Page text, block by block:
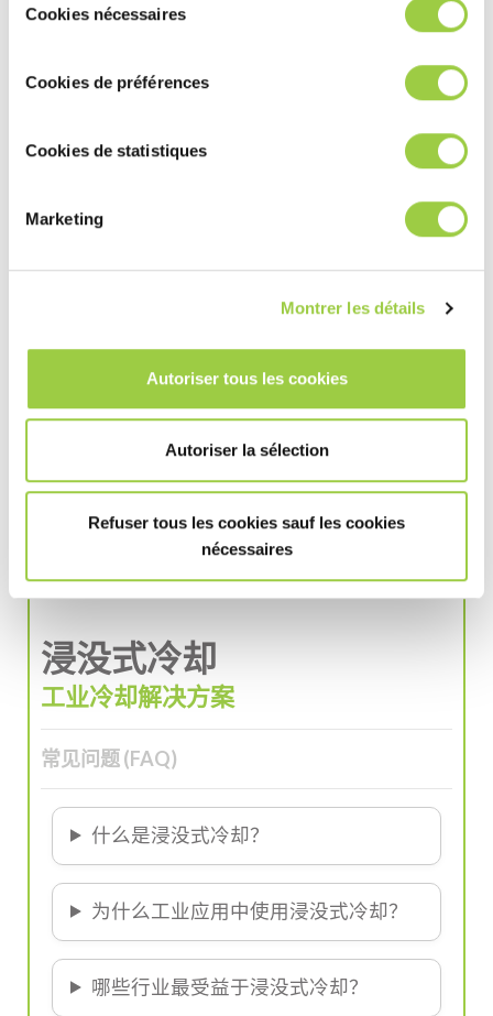
cookies.​ ​ ​
duCookies nécessaires
Cookies de préférences
Cookies de statistiques
Marketing
Montrer les détails
Autoriser tous les cookies
Autoriser la sélection
Refuser tous les cookies sauf les cookies
nécessaires
THERMASOLV IM7
非常低的GWP
了解更多
浸没式冷却
工业冷却解决方案
常见问题 (FAQ)
什么是浸没式冷却？
为什么工业应用中使用浸没式冷却？
哪些行业最受益于浸没式冷却？